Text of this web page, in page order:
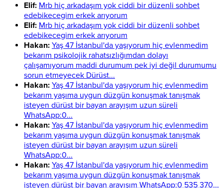
Elif: Mrb hiç arkadaşım yok ciddi bir düzenli sohbet
edebikecegim erkek arıyorum
Elif: Mrb hiç arkadaşım yok ciddi bir düzenli sohbet
edebikecegim erkek arıyorum
Hakan: Yaş 47 İstanbul'da yaşıyorum hiç evlenmedim
bekarım psikolojik rahatsızlığımdan dolayı
çalışamıyorum maddi durumum pek iyi değil durumumu
sorun etmeyecek Dürüst...
Hakan: Yaş 47 İstanbul'da yaşıyorum hiç evlenmedim
bekarım yaşıma uygun düzgün konuşmak tanışmak
isteyen dürüst bir bayan arayışım uzun süreli
WhatsApp:0...
Hakan: Yaş 47 İstanbul'da yaşıyorum hiç evlenmedim
bekarım yaşıma uygun düzgün konuşmak tanışmak
isteyen dürüst bir bayan arayışım uzun süreli
WhatsApp:0...
Hakan: Yaş 47 İstanbul'da yaşıyorum hiç evlenmedim
bekarım yaşıma uygun düzgün konuşmak tanışmak
isteyen dürüst bir bayan arayışım WhatsApp:0 535 370...